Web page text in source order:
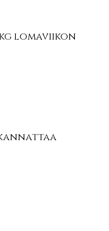
lomaviikon